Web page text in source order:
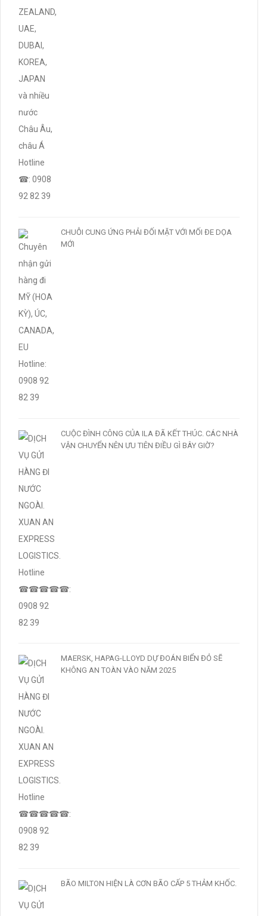
CHUỖI CUNG ỨNG PHẢI ĐỐI MẶT VỚI MỐI ĐE DỌA
MỚI
CUỘC ĐÌNH CÔNG CỦA ILA ĐÃ KẾT THÚC. CÁC NHÀ
VẬN CHUYỂN NÊN ƯU TIÊN ĐIỀU GÌ BÂY GIỜ?
MAERSK, HAPAG-LLOYD DỰ ĐOÁN BIỂN ĐỎ SẼ
KHÔNG AN TOÀN VÀO NĂM 2025
BÃO MILTON HIỆN LÀ CƠN BÃO CẤP 5 THẢM KHỐC.